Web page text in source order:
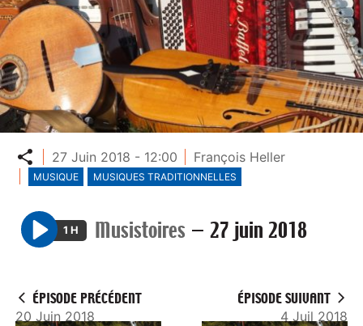
Partager
27 Juin 2018 - 12:00 François Heller
MUSIQUE MUSIQUES TRADITIONNELLES
P
y
1 H Musistoires — 27 juin 2018
ÉPISODE PRÉCÉDENT
20 Juin 2018
ÉPISODE SUIVANT
4 Juil 2018